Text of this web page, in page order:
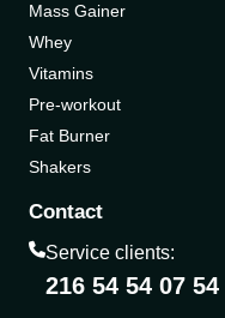
Mass Gainer
Whey
Vitamins
Pre-workout
Fat Burner
Shakers
Contact
Service clients:
216 54 54 07 54